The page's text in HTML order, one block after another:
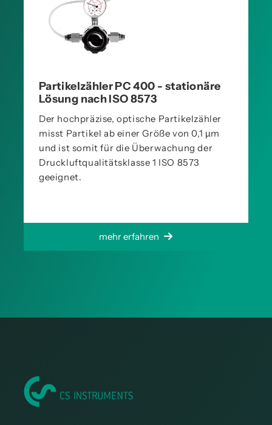
Partikelzähler PC 400 - stationäre
Lösung nach ISO 8573
Der hochpräzise, optische Partikelzähler
misst Partikel ab einer Größe von 0,1 µm
und ist somit für die Überwachung der
Druckluftqualitätsklasse 1 ISO 8573
geeignet.
mehr erfahren